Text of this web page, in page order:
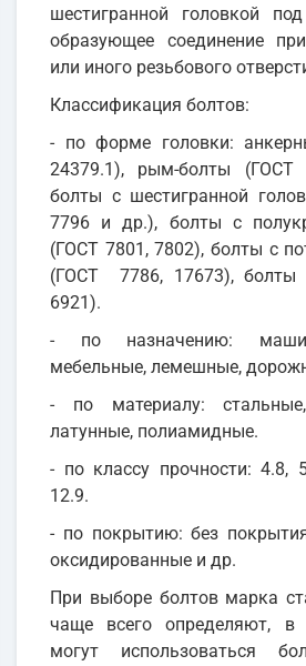
шестигранной головкой
образующее соединение
или иного резьбового
Классификация болтов:
- по форме головки:
24379.1), рым-болты (ГОСТ
болты с шестигранной
7796 и др.), болты с
(ГОСТ 7801, 7802), болты с
(ГОСТ 7786, 17673), болты
6921).
- по назначению:
мебельные, лемешные,
- по материалу:
латунные, полиамидные.
- по классу прочности: 4.8,
12.9.
- по покрытию: без
оксидированные и др.
При выборе болтов марка
чаще всего определяют, в
могут использоваться